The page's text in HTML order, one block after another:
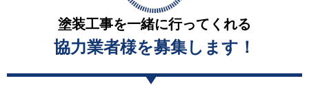
塗装工事を一緒に行ってくれる
協力業者様を募集します！